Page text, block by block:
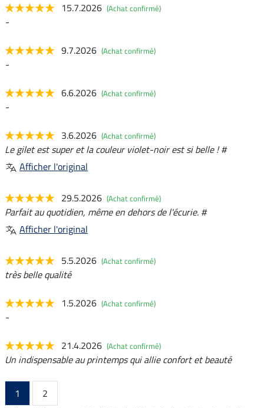
15.7.2026 (Achat confirmé)
-
9.7.2026 (Achat confirmé)
-
6.6.2026 (Achat confirmé)
-
3.6.2026 (Achat confirmé)
Le gilet est super et la couleur violet-noir est si belle ! #
Afficher l'original
29.5.2026 (Achat confirmé)
Parfait au quotidien, même en dehors de l'écurie. #
Afficher l'original
5.5.2026 (Achat confirmé)
très belle qualité
1.5.2026 (Achat confirmé)
-
21.4.2026 (Achat confirmé)
Un indispensable au printemps qui allie confort et beauté
1
2